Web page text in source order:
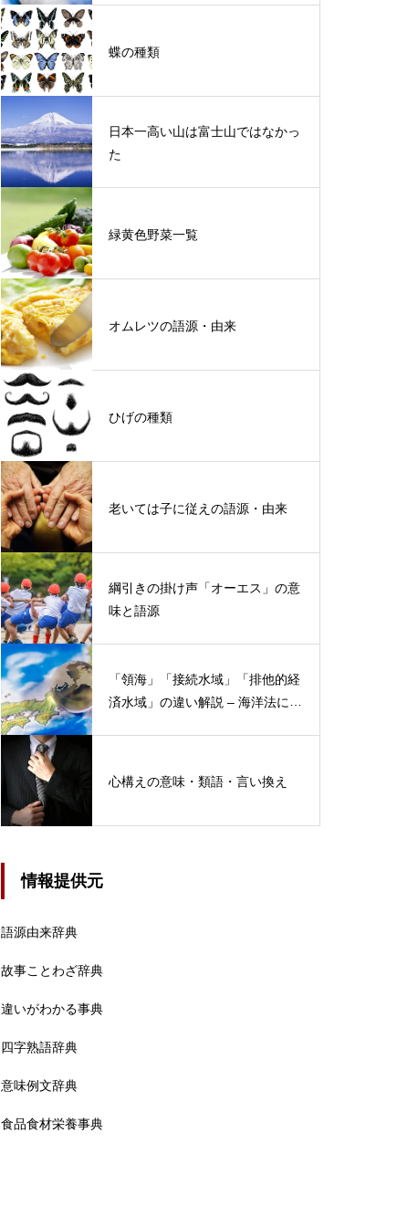
蝶の種類
日本一高い山は富士山ではなかっ
た
緑黄色野菜一覧
オムレツの語源・由来
ひげの種類
老いては子に従えの語源・由来
綱引きの掛け声「オーエス」の意
味と語源
「領海」「接続水域」「排他的経
済水域」の違い解説 – 海洋法にお
心構えの意味・類語・言い換え
情報提供元
語源由来辞典
故事ことわざ辞典
違いがわかる事典
四字熟語辞典
意味例文辞典
食品食材栄養事典